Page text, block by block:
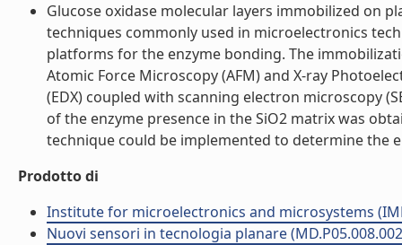
Glucose oxidase molecular layers immobilized on
techniques commonly used in microelectronics
platforms for the enzyme bonding. The
Atomic Force Microscopy (AFM) and X-ray
(EDX) coupled with scanning electron microscopy
of the enzyme presence in the SiO2 matrix was
technique could be implemented to determine the
Prodotto di
Institute for microelectronics and microsystems
Nuovi sensori in tecnologia planare